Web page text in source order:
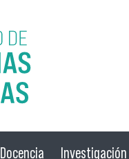
Docencia Investigación